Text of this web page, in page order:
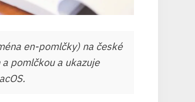
en-pomlčky) na české
pomlčkou a ukazuje